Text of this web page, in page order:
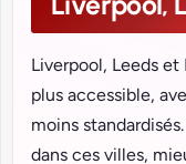
Liverpool, Leeds
plus accessible,
moins
dans ces villes,